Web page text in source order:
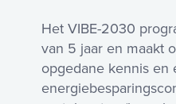
Het VIBE-2030
van 5 jaar en maakt
opgedane kennis en